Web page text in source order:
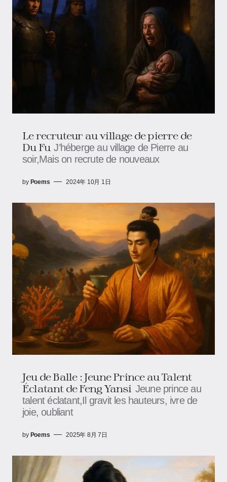
Le recruteur au village de pierre de
Du Fu J’héberge au village de Pierre au
soir,Mais on recrute de nouveaux
by Poems 2024年 10月 1日
Jeu de Balle : Jeune Prince au Talent
Éclatant de Feng Yansi Jeune prince au
talent éclatant,Il gravit les hauteurs, ivre de
joie, oubliant
by Poems 2025年 8月 7日